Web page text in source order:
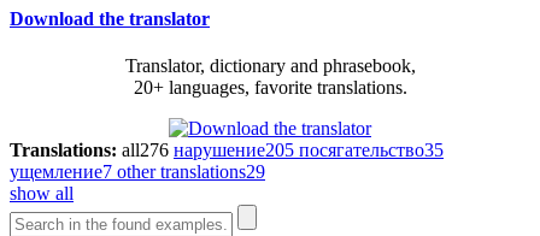
Download the translator
Translator, dictionary and phrasebook,
20+ languages, favorite translations.
Translations: all276 нарушение205 посягательство35
ущемление7 other translations29
show all